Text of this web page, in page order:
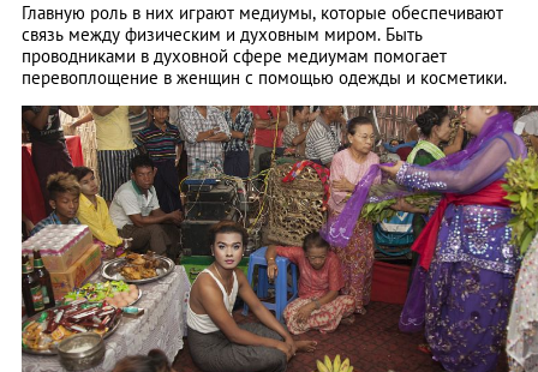
Главную роль в них играют медиумы, которые обеспечивают
связь между физическим и духовным миром. Быть
проводниками в духовной сфере медиумам помогает
перевоплощение в женщин с помощью одежды и косметики.